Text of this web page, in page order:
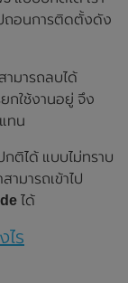
ปถอนการติดตั้งดัง
ามารถลบได้
กใช้งานอยู่ จึง
ทน
กติได้ แบบไม่ทราบ
มารถเข้าไป
ได้
ไร